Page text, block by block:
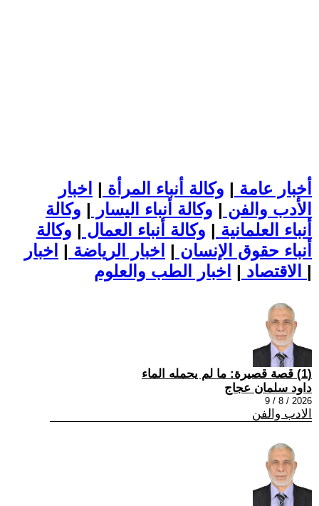
أخبار عامة | وكالة أنباء المرأة | اخبار
الأدب والفن | وكالة أنباء اليسار | وكالة
أنباء العلمانية | وكالة أنباء العمال | وكالة
أنباء حقوق الإنسان | اخبار الرياضة | اخبار
الاقتصاد | |
(1) قصة قصيرة: ما لم يحمله الماء
داود سلمان عجاج
2026 / 8 / 9
الادب والفن